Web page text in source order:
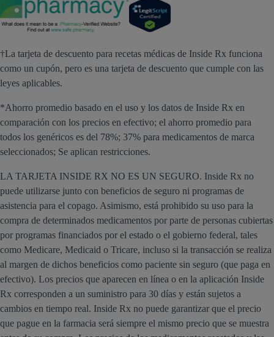
†La tarjeta de descuento para recetas médicas de Inside Rx funciona
como un cupón, pero es una tarjeta de descuento que cumple con las
leyes aplicables.
*Ahorro promedio basado en el uso y los datos de Inside Rx en
comparación con los precios en efectivo; el ahorro promedio para
todos los genéricos es del 78%; 37% para medicamentos de marca
seleccionados; Se aplican restricciones.
LA TARJETA INSIDE RX NO ES UN SEGURO. Inside Rx no
puede utilizarse junto con beneficios de seguro ni programas de
asistencia para el copago. Asimismo, está prohibido su uso para la
compra de determinados medicamentos por parte de personas cubiertas
por programas financiados por el estado o el gobierno federal, tales
como Medicare, Medicaid o Tricare, incluso si la transacción se realiza
al margen de dichos beneficios como paciente sin seguro (que paga en
efectivo). Los precios que aparecen en línea o en la aplicación Inside
Rx corresponden a un suministro para 30 días y están sujetos a
cambios en tiempo real. Inside Rx no puede garantizar que el precio
que pague en la farmacia será siempre el mismo precio que se muestra